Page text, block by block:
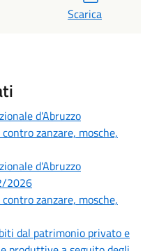
Scarica
d'Abruzzo
zanzare, mosche,
d'Abruzzo
2026
zanzare, mosche,
dal patrimonio privato e